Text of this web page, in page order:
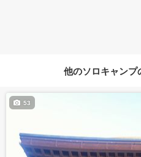
他のソロキャンプ
53